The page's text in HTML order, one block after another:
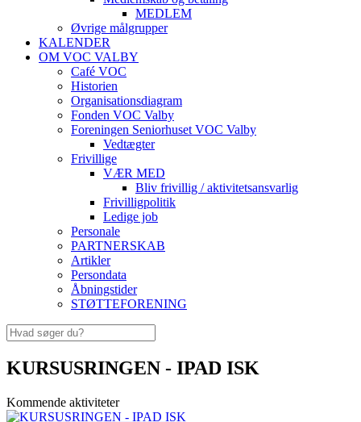
MEDLEM
Øvrige målgrupper
KALENDER
OM VOC VALBY
Café VOC
Historien
Organisationsdiagram
Fonden VOC Valby
Foreningen Seniorhuset VOC Valby
Vedtægter
Frivillige
VÆR MED
Bliv frivillig / aktivitetsansvarlig
Frivilligpolitik
Ledige job
Personale
PARTNERSKAB
Artikler
Persondata
Åbningstider
STØTTEFORENING
KURSUSRINGEN - IPAD ISK
Kommende aktiviteter